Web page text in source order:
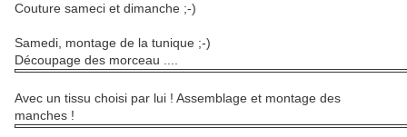
Couture sameci et dimanche ;-)
Samedi, montage de la tunique ;-)
Découpage des morceau ....
Avec un tissu choisi par lui ! Assemblage et montage des
manches !